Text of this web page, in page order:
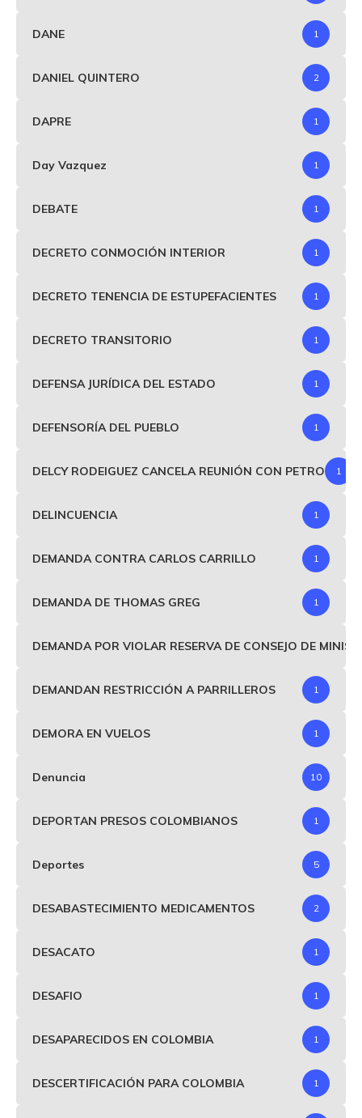
DANE 1
DANIEL QUINTERO 2
DAPRE 1
Day Vazquez 1
DEBATE 1
DECRETO CONMOCIÓN INTERIOR 1
DECRETO TENENCIA DE ESTUPEFACIENTES 1
DECRETO TRANSITORIO 1
DEFENSA JURÍDICA DEL ESTADO 1
DEFENSORÍA DEL PUEBLO 1
DELCY RODEIGUEZ CANCELA REUNIÓN CON PETRO 1
DELINCUENCIA 1
DEMANDA CONTRA CARLOS CARRILLO 1
DEMANDA DE THOMAS GREG 1
DEMANDA POR VIOLAR RESERVA DE CONSEJO DE
DEMANDAN RESTRICCIÓN A PARRILLEROS 1
DEMORA EN VUELOS 1
Denuncia 10
DEPORTAN PRESOS COLOMBIANOS 1
Deportes 5
DESABASTECIMIENTO MEDICAMENTOS 2
DESACATO 1
DESAFIO 1
DESAPARECIDOS EN COLOMBIA 1
DESCERTIFICACIÓN PARA COLOMBIA 1